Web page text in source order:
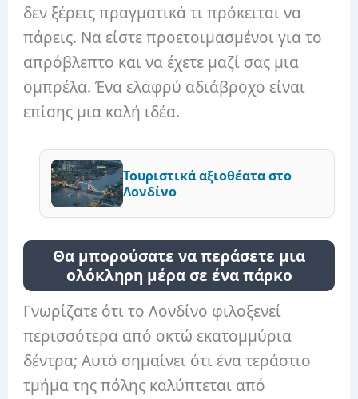
δεν ξέρεις πραγματικά τι πρόκειται να
πάρεις. Να είστε προετοιμασμένοι για το
απρόβλεπτο και να έχετε μαζί σας μια
ομπρέλα. Ένα ελαφρύ αδιάβροχο είναι
επίσης μια καλή ιδέα.
Τουριστικά αξιοθέατα στο
Λονδίνο
Θα μπορούσατε να περάσετε μια
ολόκληρη μέρα σε ένα πάρκο
Γνωρίζατε ότι το Λονδίνο φιλοξενεί
περισσότερα από οκτώ εκατομμύρια
δέντρα; Αυτό σημαίνει ότι ένα τεράστιο
τμήμα της πόλης καλύπτεται από